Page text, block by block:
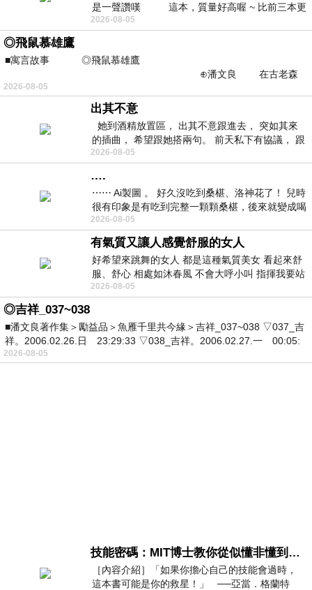
是一聲讚嘆 這本，質量好高喔 ~ 比前三本更
勝一
2026-08-05
◎飛鼠慕雄鷹
■寓言故事 ◎飛鼠慕雄鷹
⊕潘文良 在古老森
林的底層，住著一隻小飛鼠
2026-08-05
出其不意
她到酒精放置區， 出其不意跟進去， 突如其來
的插曲， 希望跟她搭兩句。 前天私下有協議， 跟
著阿弟丟拉基
2026-08-05
….
⋯⋯ Ai製圖 。 好久沒吃到桑椹、洛神花了！ 兒時
很有印象是有吃到完整一顆顆桑椹，後來就變成喝
桑椹汁。 現在是連喝都沒喝
2026-08-05
有氣質又讓人感覺舒服的女人
好希望來跳舞的女人 都是這種氣質美女 看起來舒
服、舒心 相處如沐春風 不會大呼小叫 指揮我要站
哪個位子 妳老幾？？
2026-08-05
◎吉祥_037~038
■潘文良著作集＞勵益品＞魚雁千里共今緣＞吉祥_037~038 ▽037_吉
祥。2006.02.26.日 23:29:33 ▽038_吉祥。2006.02.27.一 00:05:
2026-08-05
技能密碼：MIT博士教你從似懂非懂到穩定輸出，把專業變事業的職能升級攻略 /麥特．比恩(容錯)
［內容介紹］「如果你擔心自己的技能會過時，
這本書可能是你的救星！」 ──亞當．格蘭特